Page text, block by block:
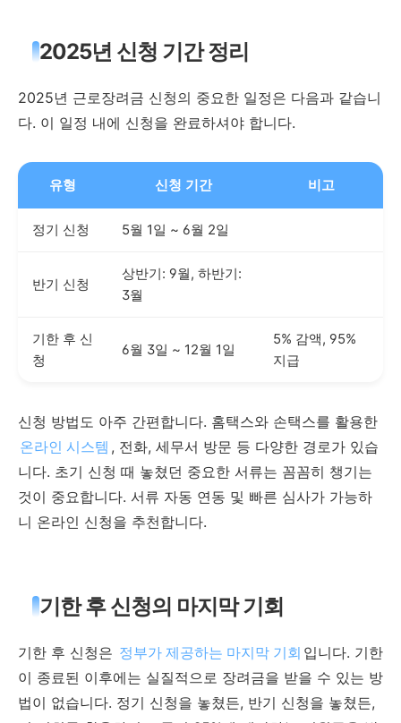
2025년 신청 기간 정리
2025년 근로장려금 신청의 중요한 일정은 다음과 같습니
다. 이 일정 내에 신청을 완료하셔야 합니다.
유형 신청 기간 비고
정기 신청 5월 1일 ~ 6월 2일
반기 신청
상반기: 9월, 하반기:
3월
기한 후 신
청
6월 3일 ~ 12월 1일
5% 감액, 95%
지급
신청 방법도 아주 간편합니다. 홈택스와 손택스를 활용한
온라인 시스템 , 전화, 세무서 방문 등 다양한 경로가 있습
니다. 초기 신청 때 놓쳤던 중요한 서류는 꼼꼼히 챙기는
것이 중요합니다. 서류 자동 연동 및 빠른 심사가 가능하
니 온라인 신청을 추천합니다.
기한 후 신청의 마지막 기회
기한 후 신청은 정부가 제공하는 마지막 기회 입니다. 기한
이 종료된 이후에는 실질적으로 장려금을 받을 수 있는 방
법이 없습니다. 정기 신청을 놓쳤든, 반기 신청을 놓쳤든,